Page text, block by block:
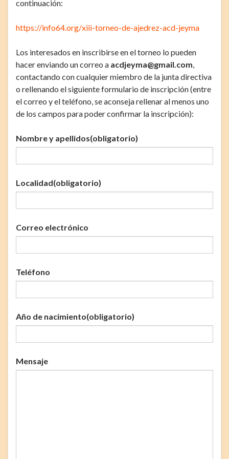
continuación:
https://info64.org/xiii-torneo-de-ajedrez-acd-jeyma
Los interesados en inscribirse en el torneo lo pueden
hacer enviando un correo a acdjeyma@gmail.com,
contactando con cualquier miembro de la junta directiva
o rellenando el siguiente formulario de inscripción (entre
el correo y el teléfono, se aconseja rellenar al menos uno
de los campos para poder confirmar la inscripción):
Nombre y apellidos(obligatorio)
Localidad(obligatorio)
Correo electrónico
Teléfono
Año de nacimiento(obligatorio)
Mensaje